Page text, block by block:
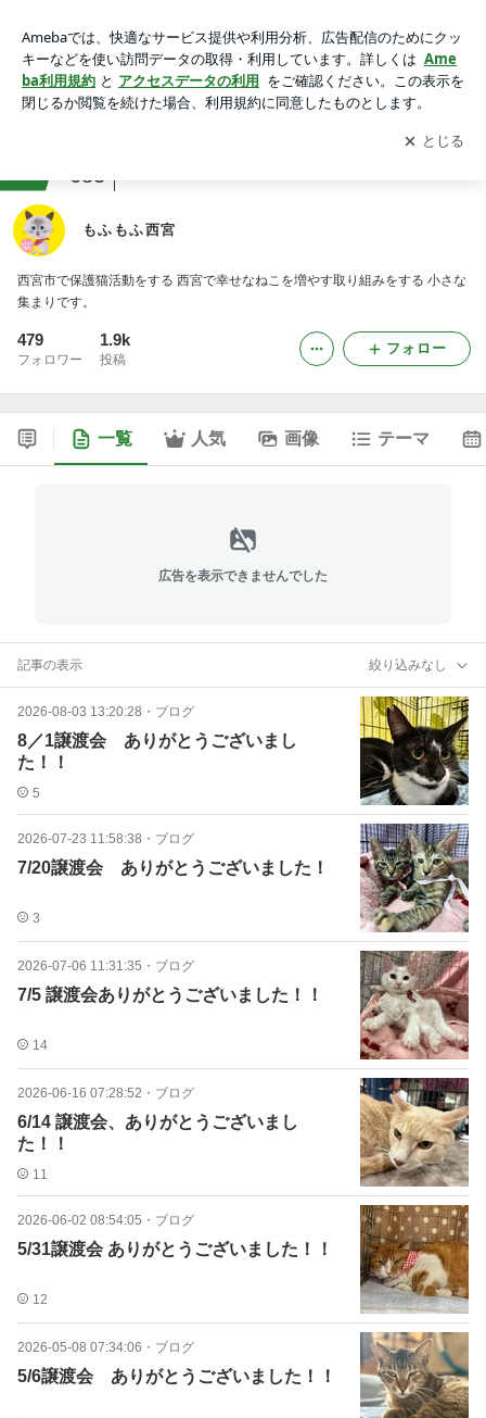
アプリをダウンロードして ブログの更新通知
を受け取りまし
ょう。
開く
683
もふもふ西宮
西宮市で保護猫活動をする 西宮で幸せなねこを増やす取り組みをする 小さな
集まりです。
479
フォロワー
1.9k
投稿
フォロー
一覧 人気 画像 テーマ
広告を表示できませんでした
記事の表示 絞り込みなし
2026-08-03 13:20:28 ・ ブログ
8／1譲渡会 ありがとうございまし
た！！
5
2026-07-23 11:58:38 ・ ブログ
7/20譲渡会 ありがとうございました！
3
2026-07-06 11:31:35 ・ ブログ
7/5 譲渡会ありがとうございました！！
14
2026-06-16 07:28:52 ・ ブログ
6/14 譲渡会、ありがとうございまし
た！！
11
2026-06-02 08:54:05 ・ ブログ
5/31譲渡会 ありがとうございました！！
12
2026-05-08 07:34:06 ・ ブログ
5/6譲渡会 ありがとうございました！！